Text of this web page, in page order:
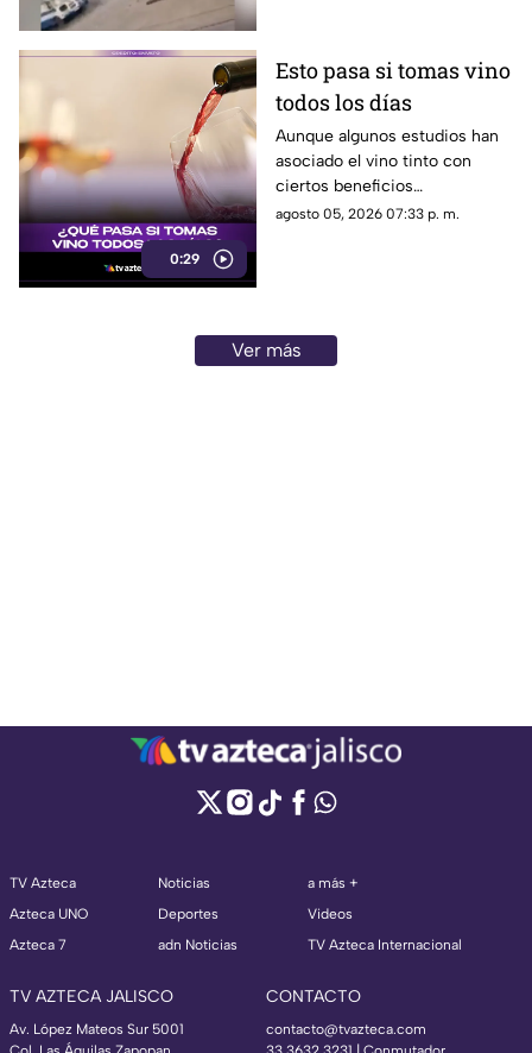
0:29
Esto pasa si tomas vino
todos los días
Aunque algunos estudios han
asociado el vino tinto con
ciertos beneficios
cardiovasculares, los expertos
agosto 05, 2026 07:33 p. m.
Ver más
TV Azteca
Azteca UNO
Azteca 7
Noticias
Deportes
adn Noticias
a más +
Videos
TV Azteca Internacional
TV AZTECA JALISCO
Av. López Mateos Sur 5001
CONTACTO
contacto@tvazteca.com